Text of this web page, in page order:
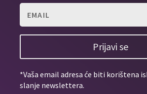
Prijavi se
*Vaša email adresa će biti korištena
slanje newslettera.